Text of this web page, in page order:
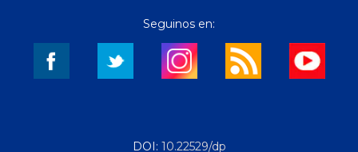
Seguinos en:
DOI: 10.22529/dp